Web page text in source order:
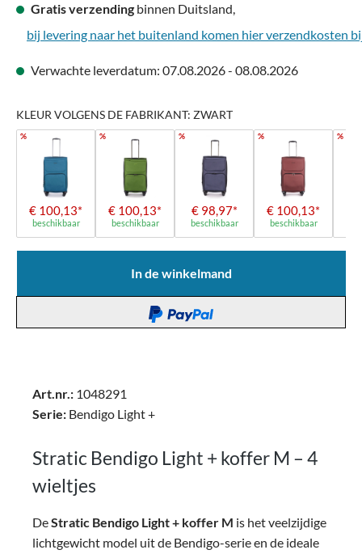
Gratis verzending binnen Duitsland,
bij levering naar het buitenland komen hier verzendkosten
Verwachte leverdatum: 07.08.2026 - 08.08.2026
KLEUR VOLGENS DE FABRIKANT: ZWART
%
€ 100,13*
beschikbaar
%
€ 100,13*
beschikbaar
%
€ 98,97*
beschikbaar
%
€ 100,13*
beschikbaar
%
In de winkelmand
Art.nr.: 1048291
Serie: Bendigo Light +
Stratic Bendigo Light + koffer M – 4
wieltjes
DeStratic Bendigo Light + koffer M is het veelzijdige
lichtgewicht model uit de Bendigo-serie en de ideale